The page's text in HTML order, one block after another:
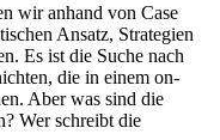
wir anhand von Case
Ansatz, Strategien
Es ist die Suche nach
die in einem on-
Aber was sind die
Wer schreibt die